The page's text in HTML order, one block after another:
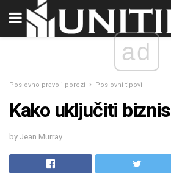
ad
Poslovno pravo i porezi Poslovni tipovi
Kako uključiti biznis
by Jean Murray